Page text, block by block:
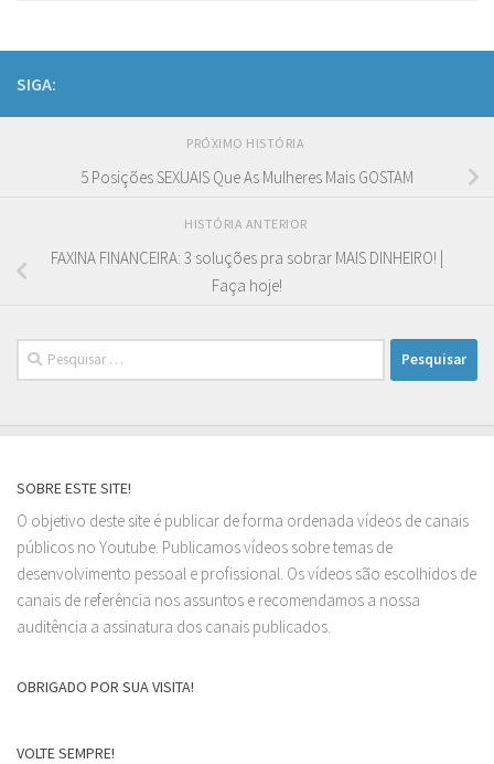
SIGA:
PRÓXIMO HISTÓRIA
5 Posições SEXUAIS Que As Mulheres Mais GOSTAM
HISTÓRIA ANTERIOR
FAXINA FINANCEIRA: 3 soluções pra sobrar MAIS DINHEIRO! |
Faça hoje!
Pesquisar
por:
SOBRE ESTE SITE!
O objetivo deste site é publicar de forma ordenada vídeos de canais
públicos no Youtube. Publicamos vídeos sobre temas de
desenvolvimento pessoal e profissional. Os vídeos são escolhidos de
canais de referência nos assuntos e recomendamos a nossa
auditência a assinatura dos canais publicados.
OBRIGADO POR SUA VISITA!
VOLTE SEMPRE!